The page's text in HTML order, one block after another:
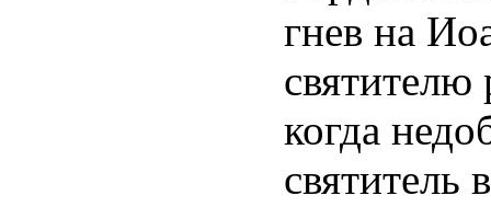
гнев на
святителю
когда
святитель